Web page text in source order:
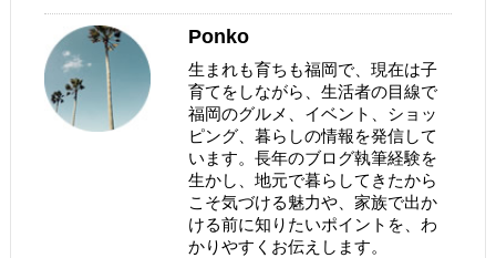
Ponko
生まれも育ちも福岡で、現在は子
育てをしながら、生活者の目線で
福岡のグルメ、イベント、ショッ
ピング、暮らしの情報を発信して
います。長年のブログ執筆経験を
生かし、地元で暮らしてきたから
こそ気づける魅力や、家族で出か
ける前に知りたいポイントを、わ
かりやすくお伝えします。